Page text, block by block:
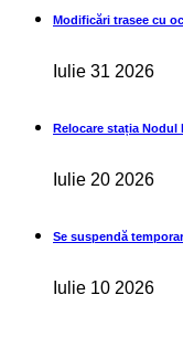
Modificări trasee cu
Iulie 31 2026
Relocare stația Nodul
Iulie 20 2026
Se suspendă
Iulie 10 2026